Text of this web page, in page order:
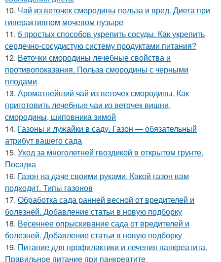
10. Чай из веточек смородины польза и вред. Диета при
гиперактивном мочевом пузыре
11. 5 простых способов укрепить сосуды. Как укрепить
сердечно-сосудистую систему продуктами питания?
12. Веточки смородины лечебные свойства и
противопоказания. Польза смородины с черными
плодами
13. Ароматнейший чай из веточек смородины. Как
приготовить лечебные чаи из веточек вишни,
смородины, шиповника зимой
14. Газоны и лужайки в саду. Газон — обязательный
атрибут вашего сада
15. Уход за многолетней гвоздикой в открытом грунте.
Посадка
16. Газон на даче своими руками. Какой газон вам
подходит. Типы газонов
17. Обработка сада ранней весной от вредителей и
болезней. Добавление статьи в новую подборку
18. Весеннее опрыскивание сада от вредителей и
болезней. Добавление статьи в новую подборку
19. Питание для профилактики и лечения панкреатита.
Правильное питание при панкреатите